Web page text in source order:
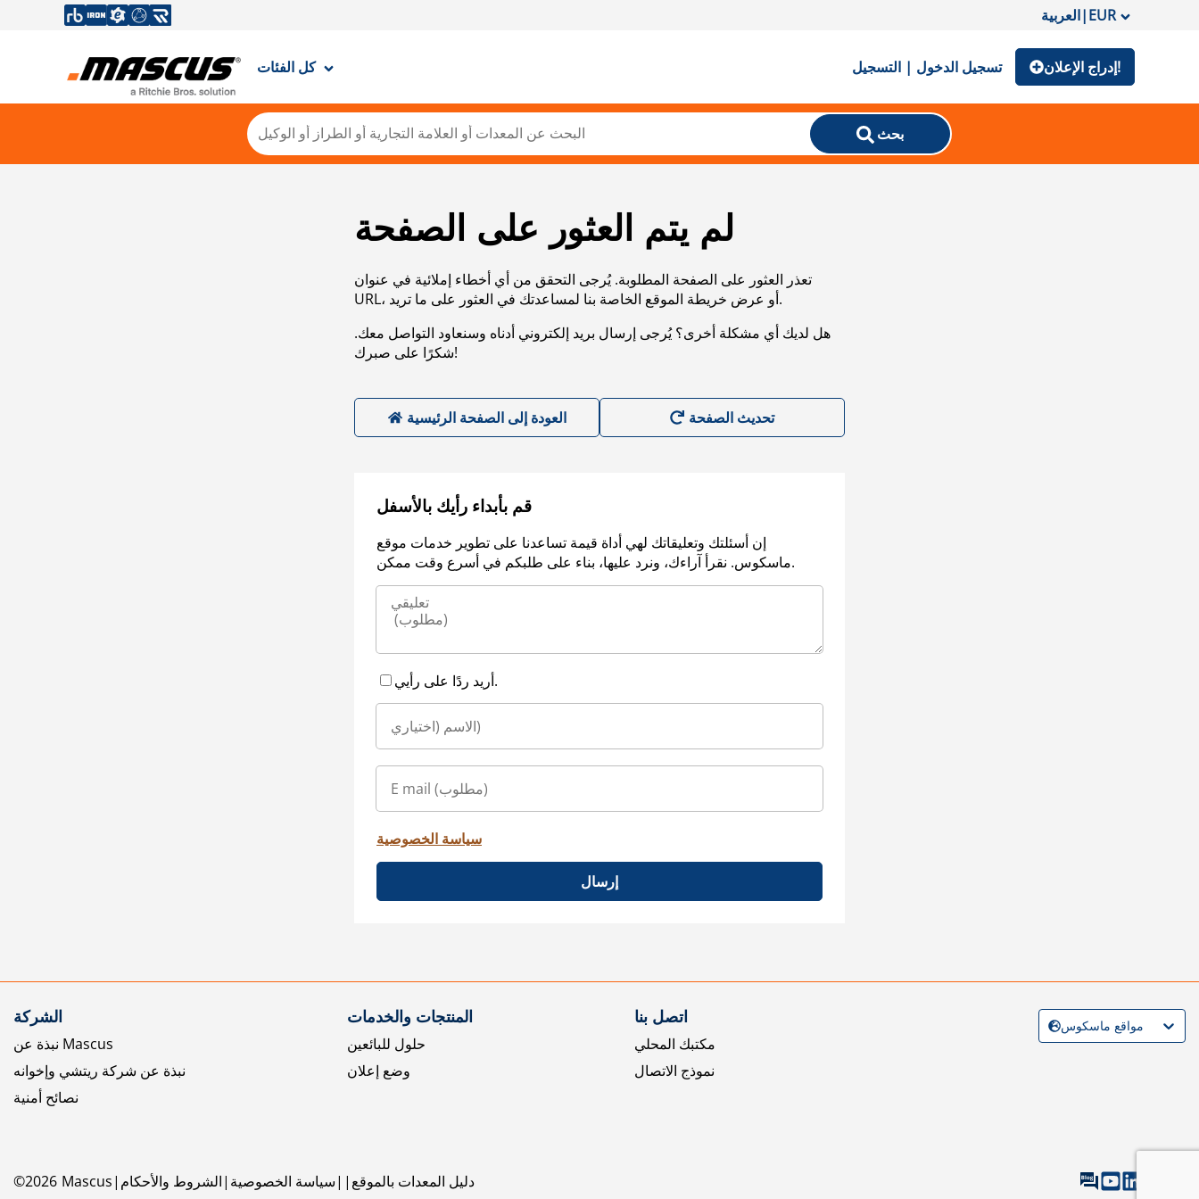
العربية|EUR
كل الفئات تسجيل الدخول | التسجيل إدراج الإعلان!
بحث
لم يتم العثور على الصفحة
تعذر العثور على الصفحة المطلوبة. يُرجى التحقق من أي أخطاء إملائية في عنوان
URL، أو عرض خريطة الموقع الخاصة بنا لمساعدتك في العثور على ما تريد.
هل لديك أي مشكلة أخرى؟ يُرجى إرسال بريد إلكتروني أدناه وسنعاود التواصل معك.
شكرًا على صبرك!
العودة إلى الصفحة الرئيسية
قم بأبداء رأيك بالأسفل
إن أسئلتك وتعليقاتك لهي أداة قيمة تساعدنا على تطوير خدمات موقع
ماسكوس. نقرأ آراءك، ونرد عليها، بناء على طلبكم في أسرع وقت ممكن.
أريد ردًا على رأيي.
سياسة الخصوصية
إرسال
الشركة
نبذة عن Mascus
نبذة عن شركة ريتشي وإخوانه
نصائح أمنية
المنتجات والخدمات
حلول للبائعين
وضع إعلان
اتصل بنا
مكتبك المحلي
نموذج الاتصال
©2026 Mascus الشروط والأحكام سياسة الخصوصية دليل المعدات بالموقع
مواقع ماسكوس